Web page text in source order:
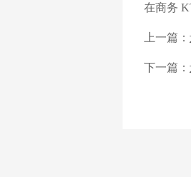
在商务
上一篇：
下一篇：